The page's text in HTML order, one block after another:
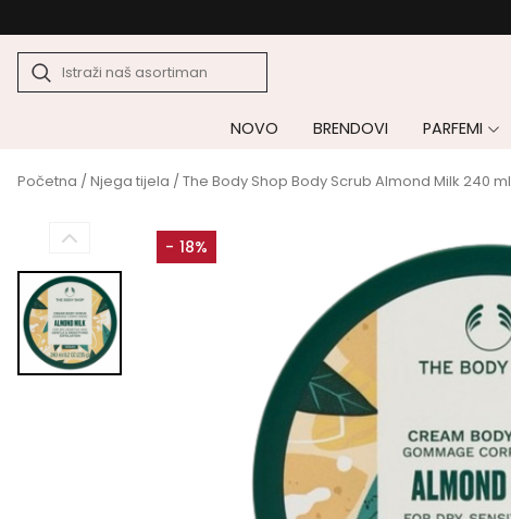
NOVO BRENDOVI PARFEMI
Početna /Njega tijela / The Body Shop Body Scrub Almond Milk 240 ml
- 18%